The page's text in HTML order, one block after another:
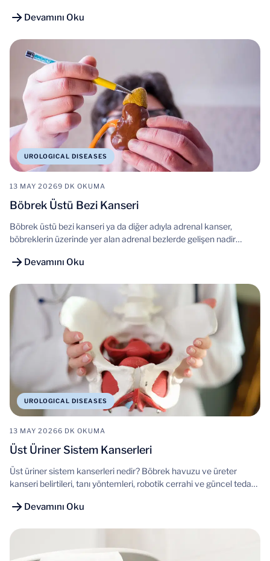
güncel uygulamalar.
Devamını Oku
UROLOGICAL DISEASES
13 MAY 20269 DK OKUMA
Böbrek Üstü Bezi Kanseri
Böbrek üstü bezi kanseri ya da diğer adıyla adrenal kanser,
böbreklerin üzerinde yer alan adrenal bezlerde gelişen nadir
Devamını Oku
UROLOGICAL DISEASES
13 MAY 20266 DK OKUMA
Üst Üriner Sistem Kanserleri
Üst üriner sistem kanserleri nedir? Böbrek havuzu ve üreter
kanseri belirtileri, tanı yöntemleri, robotik cerrahi ve güncel tedavi
Devamını Oku